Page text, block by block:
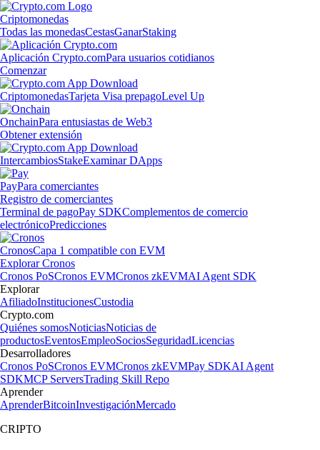
Criptomonedas
Todas las monedasCestasGanarStaking
Aplicación Crypto.comPara usuarios cotidianos
Comenzar
CriptomonedasTarjeta Visa prepagoLevel Up
OnchainPara entusiastas de Web3
Obtener extensión
IntercambiosStakeExaminar DApps
PayPara comerciantes
Registro de comerciantes
Terminal de pagoPay SDKComplementos de comercio
electrónicoPredicciones
CronosCapa 1 compatible con EVM
Explorar Cronos
Cronos PoSCronos EVMCronos zkEVMAI Agent SDK
Explorar
AfiliadoInstitucionesCustodia
Crypto.com
Quiénes somosNoticiasNoticias de
productosEventosEmpleoSociosSeguridadLicencias
Desarrolladores
Cronos PoSCronos EVMCronos zkEVMPay SDKAI Agent
SDKMCP ServersTrading Skill Repo
Aprender
AprenderBitcoinInvestigaciónMercado
CRIPTO